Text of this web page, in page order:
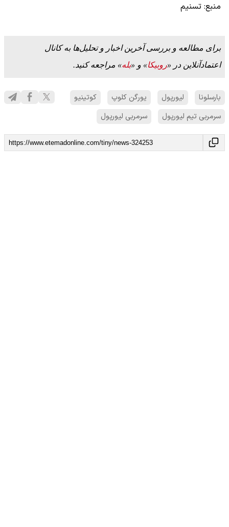
منبع: تسنیم
برای مطالعه و بررسی آخرین اخبار و تحلیل‌ها به کانال
اعتمادآنلاین در «روبیکا» و «بله» مراجعه کنید.
بارسلونا لیورپول یورگن کلوپ
کوتینیو
سرمربی تیم لیورپول
سرمربی لیورپول